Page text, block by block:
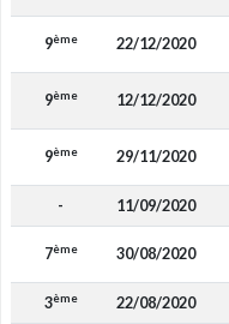
9ème 22/12/2020
9ème 12/12/2020
9ème 29/11/2020
-
11/09/2020
7ème 30/08/2020
3ème 22/08/2020